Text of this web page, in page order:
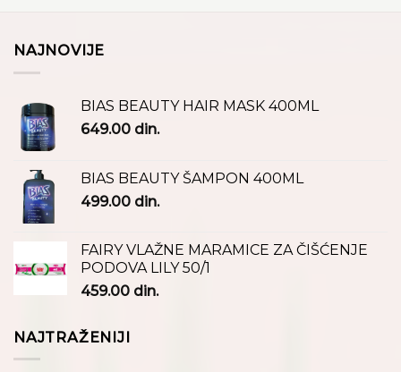
NAJNOVIJE
BIAS BEAUTY HAIR MASK 400ML
649.00 din.
BIAS BEAUTY ŠAMPON 400ML
499.00 din.
FAIRY VLAŽNE MARAMICE ZA ČIŠĆENJE
PODOVA LILY 50/1
459.00 din.
NAJTRAŽENIJI